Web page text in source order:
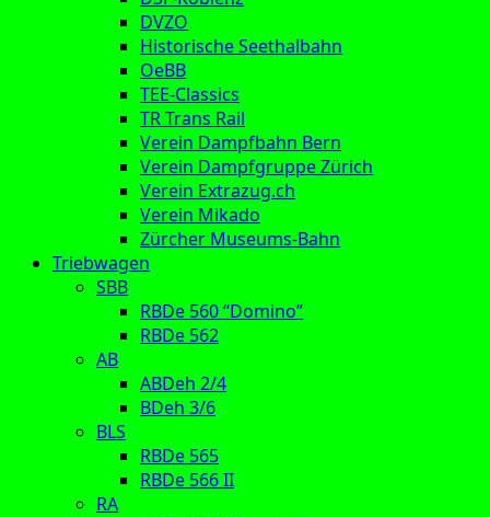
DVZO
Historische Seethalbahn
OeBB
TEE-Classics
TR Trans Rail
Verein Dampfbahn Bern
Verein Dampfgruppe Zürich
Verein Extrazug.ch
Verein Mikado
Zürcher Museums-Bahn
Triebwagen
SBB
RBDe 560 “Domino”
RBDe 562
AB
ABDeh 2/4
BDeh 3/6
BLS
RBDe 565
RBDe 566 II
RA